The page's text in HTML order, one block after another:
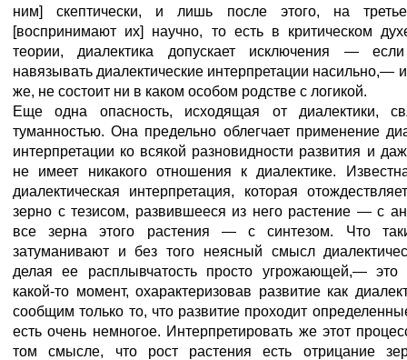
ним] скептически, и лишь после этого, на
[воспринимают их] научно, то есть в критическом
теории, диалектика допускает исключения —
навязывать диалектические интерпретации насильно,—
же, не состоит ни в каком особом родстве с логикой.
Еще одна опасность, исходящая от диалектики,
туманностью. Она предельно облегчает применение
интерпретации ко всякой разновидности развития и
не имеет никакого отношения к диалектике.
диалектическая интерпретация, которая
зерно с тезисом, развившееся из него растение — с
все зерна этого растения — с синтезом. Что
затуманивают и без того неясный смысл
делая ее расплывчатость просто угрожающей,— это
какой-то момент, охарактеризовав развитие как
сообщим только то, что развитие проходит
есть очень немногое. Интерпретировать же этот
том смысле, что рост растения есть отрицание